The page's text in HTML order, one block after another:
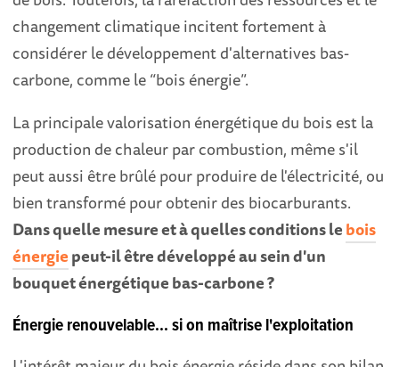
changement climatique incitent fortement à
considérer le développement d'alternatives bas-
carbone, comme le “bois énergie”.
La principale valorisation énergétique du bois est la
production de chaleur par combustion, même s'il
peut aussi être brûlé pour produire de l'électricité, ou
bien transformé pour obtenir des biocarburants.
Dans quelle mesure et à quelles conditions lebois
énergiepeut-il être développé au sein d'un
bouquet énergétique bas-carbone ?
Énergie renouvelable... si on maîtrise l'exploitation